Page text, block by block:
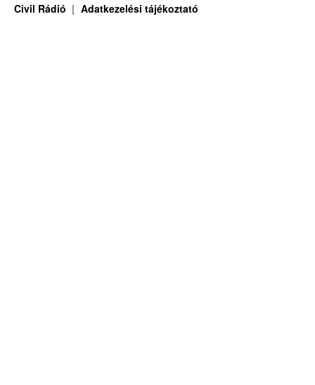
Civil Rádió Adatkezelési tájékoztató